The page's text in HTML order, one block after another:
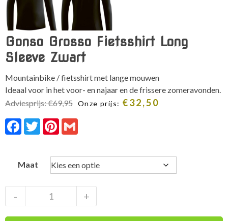
Gonso Grosso Fietsshirt Long
Sleeve Zwart
Mountainbike / fietsshirt met lange mouwen
Ideaal voor in het voor- en najaar en de frissere zomeravonden.
Adviesprijs:€69,95 Onze prijs: €32,50
Facebook
TwitterPinterest
Maat
Fietsshirt
+
-